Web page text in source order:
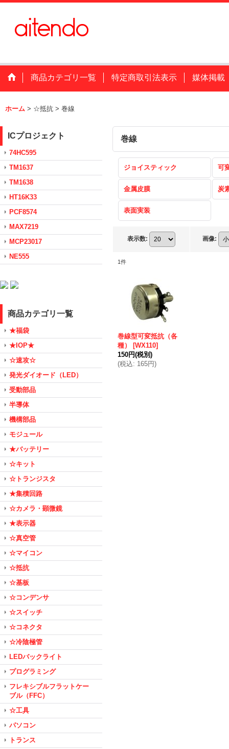
商品カテゴリ一覧 特定商取引法表示 媒体掲載
ホーム > ☆抵抗 > 巻線
ICプロジェクト
74HC595
TM1637
TM1638
HT16K33
PCF8574
MAX7219
MCP23017
NE555
商品カテゴリ一覧
★福袋
★IOP★
☆速攻☆
発光ダイオード（LED）
受動部品
半導体
機構部品
モジュール
★バッテリー
☆キット
☆トランジスタ
★集積回路
☆カメラ・顕微鏡
★表示器
☆真空管
☆マイコン
☆抵抗
☆基板
☆コンデンサ
☆スイッチ
☆コネクタ
☆冷陰極管
LEDバックライト
プログラミング
フレキシブルフラットケー
ブル（FFC）
☆工具
パソコン
トランス
巻線
ジョイスティック 可
金属皮膜 炭
表面実装
表示数: 画像:
1件
巻線型可変抵抗（各
種）
[WX110]
150円(税別)
(税込: 165円)